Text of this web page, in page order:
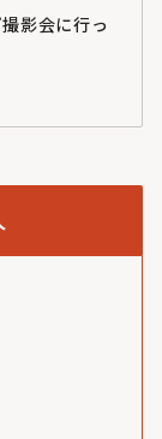
影会に行っ